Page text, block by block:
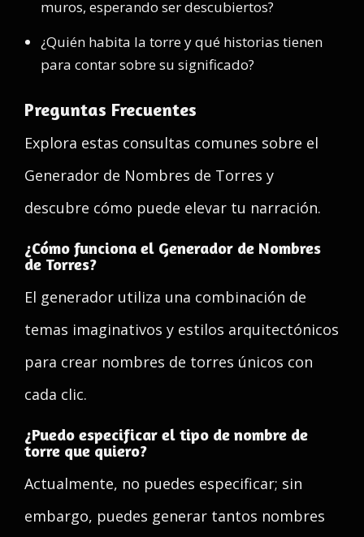
muros, esperando ser descubiertos?
¿Quién habita la torre y qué historias tienen
para contar sobre su significado?
Preguntas Frecuentes
Explora estas consultas comunes sobre el
Generador de Nombres de Torres y
descubre cómo puede elevar tu narración.
¿Cómo funciona el Generador de Nombres
de Torres?
El generador utiliza una combinación de
temas imaginativos y estilos arquitectónicos
para crear nombres de torres únicos con
cada clic.
¿Puedo especificar el tipo de nombre de
torre que quiero?
Actualmente, no puedes especificar; sin
embargo, puedes generar tantos nombres